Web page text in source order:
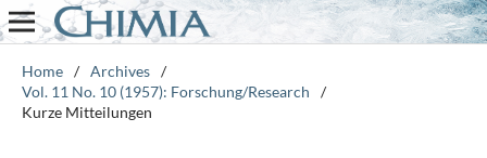
Home / Archives /
Vol. 11 No. 10 (1957): Forschung/Research
/
Kurze Mitteilungen